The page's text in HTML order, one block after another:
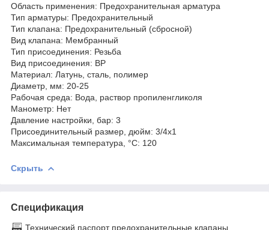
Область применения: Предохранительная арматура
Тип арматуры: Предохранительный
Тип клапана: Предохранительный (сбросной)
Вид клапана: Мембранный
Тип присоединения: Резьба
Вид присоединения: ВР
Материал: Латунь, сталь, полимер
Диаметр, мм: 20-25
Рабочая среда: Вода, раствор пропиленгликоля
Манометр: Нет
Давление настройки, бар: 3
Присоединительный размер, дюйм: 3/4х1
Максимальная температура, °С: 120
Скрыть
Спецификация
Технический паспорт предохранительные клапаны